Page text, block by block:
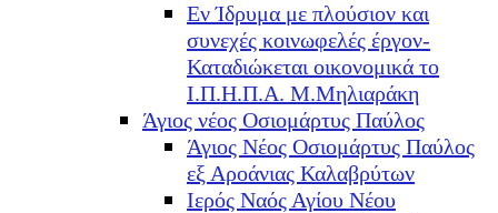
Εν Ίδρυμα με πλούσιον και
συνεχές κοινωφελές έργον-
Καταδιώκεται οικονομικά το
Ι.Π.Η.Π.Α. Μ.Μηλιαράκη
Άγιος νέος Οσιομάρτυς Παύλος
Άγιος Νέος Οσιομάρτυς Παύλος
εξ Αροάνιας Καλαβρύτων
Ιερός Ναός Αγίου Νέου